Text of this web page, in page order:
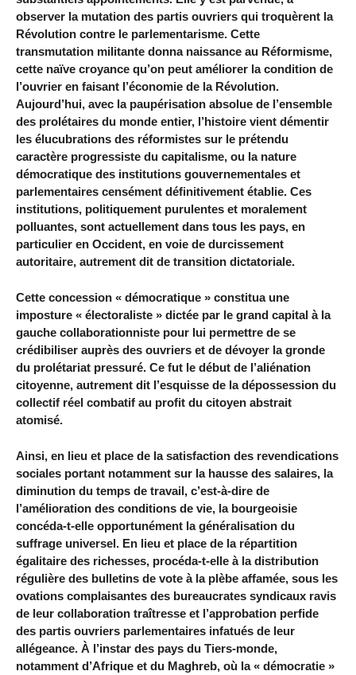
observer la mutation des partis ouvriers qui troquèrent la
Révolution contre le parlementarisme. Cette
transmutation militante donna naissance au Réformisme,
cette naïve croyance qu’on peut améliorer la condition de
l’ouvrier en faisant l’économie de la Révolution.
Aujourd’hui, avec la paupérisation absolue de l’ensemble
des prolétaires du monde entier, l’histoire vient démentir
les élucubrations des réformistes sur le prétendu
caractère progressiste du capitalisme, ou la nature
démocratique des institutions gouvernementales et
parlementaires censément définitivement établie. Ces
institutions, politiquement purulentes et moralement
polluantes, sont actuellement dans tous les pays, en
particulier en Occident, en voie de durcissement
autoritaire, autrement dit de transition dictatoriale.
Cette concession « démocratique » constitua une
imposture « électoraliste » dictée par le grand capital à la
gauche collaborationniste pour lui permettre de se
crédibiliser auprès des ouvriers et de dévoyer la gronde
du prolétariat pressuré. Ce fut le début de l’aliénation
citoyenne, autrement dit l’esquisse de la dépossession du
collectif réel combatif au profit du citoyen abstrait
atomisé.
Ainsi, en lieu et place de la satisfaction des revendications
sociales portant notamment sur la hausse des salaires, la
diminution du temps de travail, c’est-à-dire de
l’amélioration des conditions de vie, la bourgeoisie
concéda-t-elle opportunément la généralisation du
suffrage universel. En lieu et place de la répartition
égalitaire des richesses, procéda-t-elle à la distribution
régulière des bulletins de vote à la plèbe affamée, sous les
ovations complaisantes des bureaucrates syndicaux ravis
de leur collaboration traîtresse et l’approbation perfide
des partis ouvriers parlementaires infatués de leur
allégeance. À l’instar des pays du Tiers-monde,
notamment d’Afrique et du Maghreb, où la « démocratie »